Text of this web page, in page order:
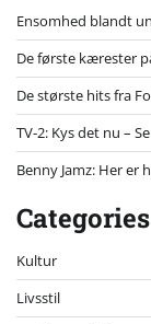
Ensomhed blandt
De første kærester
De største hits fra
TV-2: Kys det nu –
Benny Jamz: Her er
Categories
Kultur
Livsstil